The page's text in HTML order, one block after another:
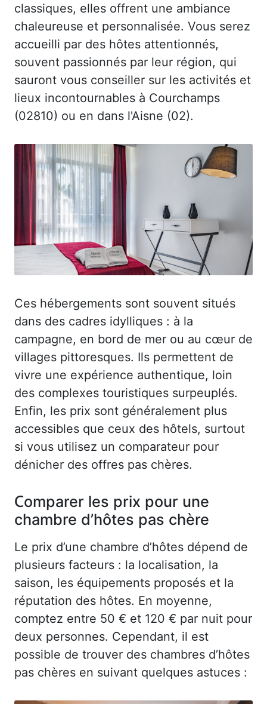
classiques, elles offrent une ambiance
chaleureuse et personnalisée. Vous serez
accueilli par des hôtes attentionnés,
souvent passionnés par leur région, qui
sauront vous conseiller sur les activités et
lieux incontournables à Courchamps
(02810) ou en dans l'Aisne (02).
Ces hébergements sont souvent situés
dans des cadres idylliques : à la
campagne, en bord de mer ou au cœur de
villages pittoresques. Ils permettent de
vivre une expérience authentique, loin
des complexes touristiques surpeuplés.
Enfin, les prix sont généralement plus
accessibles que ceux des hôtels, surtout
si vous utilisez un comparateur pour
dénicher des offres pas chères.
Comparer les prix pour une
chambre d’hôtes pas chère
Le prix d’une chambre d’hôtes dépend de
plusieurs facteurs : la localisation, la
saison, les équipements proposés et la
réputation des hôtes. En moyenne,
comptez entre 50 € et 120 € par nuit pour
deux personnes. Cependant, il est
possible de trouver des chambres d’hôtes
pas chères en suivant quelques astuces :